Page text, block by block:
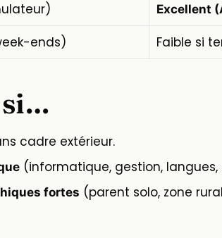
Excellent
ends) Faible si
si…
cadre extérieur.
(informatique, gestion,
fortes (parent solo, zone